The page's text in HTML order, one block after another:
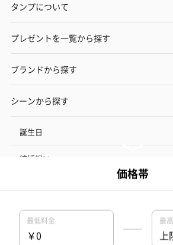
タンプについて
プレゼントを一覧から探す
ブランドから探す
シーンから探す
誕生日
結婚祝い
お中元
記念日